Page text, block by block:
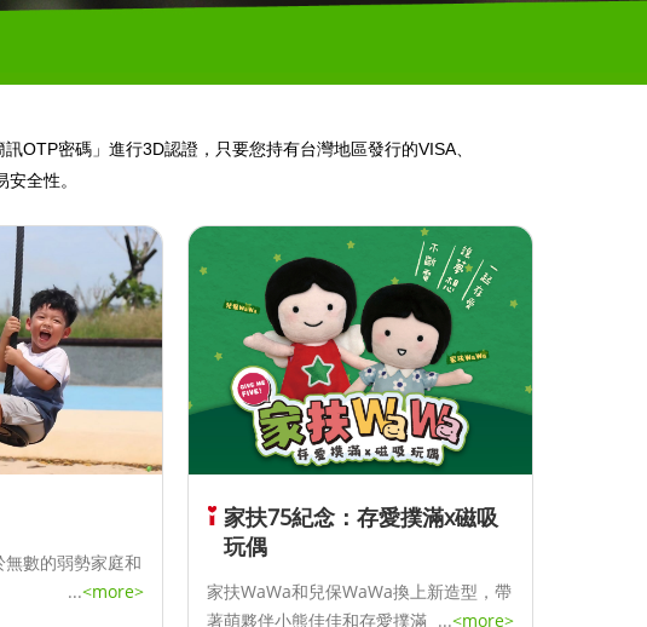
OTP密碼」進行3D認證，只要您持有台灣地區發行的VISA、
全性。
數的弱勢家庭和
...<more>
家扶75紀念：存愛撲滿x磁吸
玩偶
家扶WaWa和兒保WaWa換上新造型，帶
著萌夥伴小熊佳佳和存愛撲滿，一起熱鬧
...<more>